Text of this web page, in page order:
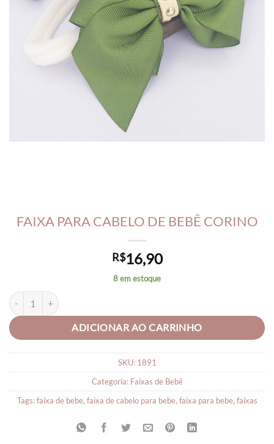
FAIXA PARA CABELO DE BEBÊ CORINO
R$16,90
8 em estoque
FAIXA PARA CABELO DE BEBÊ CORINO quantidade
ADICIONAR AO CARRINHO
SKU: 1891
Categoria: Faixas de Bebê
Tags:faixa de bebe, faixa de cabelo para bebe, faixa para bebe, faixas